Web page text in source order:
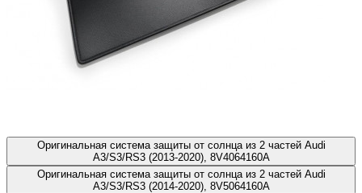
Оригинальная система защиты от солнца из 2 частей Audi
A3/S3/RS3 (2013-2020), 8V4064160A
Оригинальная система защиты от солнца из 2 частей Audi
A3/S3/RS3 (2014-2020), 8V5064160A